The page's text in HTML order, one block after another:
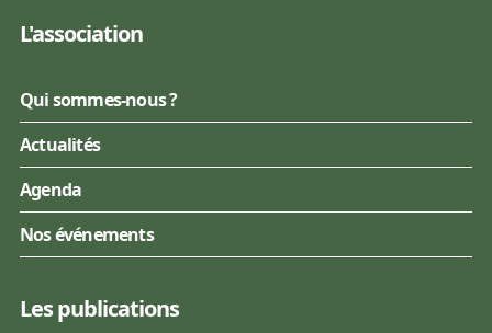
L'association
Qui sommes-nous ?
Actualités
Agenda
Nos événements
Les publications